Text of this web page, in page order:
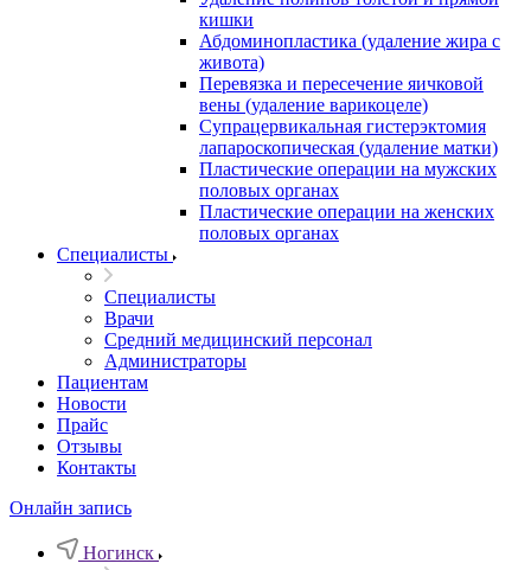
кишки
Абдоминопластика (удаление жира с
живота)
Перевязка и пересечение яичковой
вены (удаление варикоцеле)
Супрацервикальная гистерэктомия
лапароскопическая (удаление матки)
Пластические операции на мужских
половых органах
Пластические операции на женских
половых органах
Специалисты
Специалисты
Врачи
Средний медицинский персонал
Администраторы
Пациентам
Новости
Прайс
Отзывы
Контакты
Онлайн запись
Ногинск